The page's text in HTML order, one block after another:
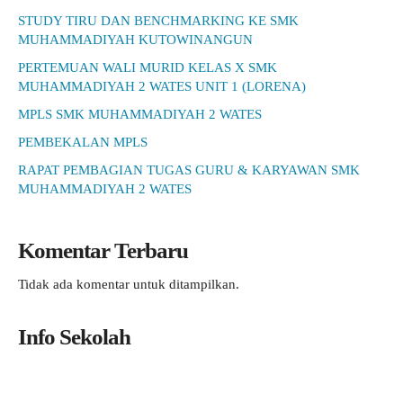
STUDY TIRU DAN BENCHMARKING KE SMK
MUHAMMADIYAH KUTOWINANGUN
PERTEMUAN WALI MURID KELAS X SMK
MUHAMMADIYAH 2 WATES UNIT 1 (LORENA)
MPLS SMK MUHAMMADIYAH 2 WATES
PEMBEKALAN MPLS
RAPAT PEMBAGIAN TUGAS GURU & KARYAWAN SMK
MUHAMMADIYAH 2 WATES
Komentar Terbaru
Tidak ada komentar untuk ditampilkan.
Info Sekolah